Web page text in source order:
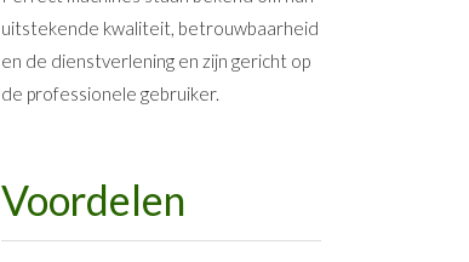
uitstekende kwaliteit, betrouwbaarheid
en de dienstverlening en zijn gericht op
de professionele gebruiker.
Voordelen